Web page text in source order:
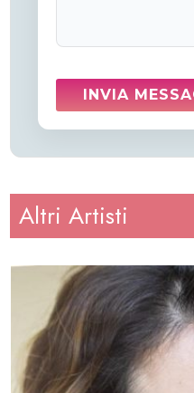
Altri Artisti
Altezza
: 164
Peso
: 56
Regione
: Sicilia